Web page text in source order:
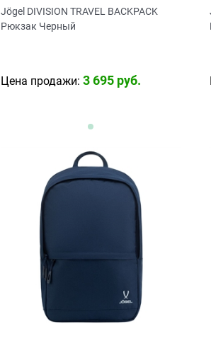
Jögel DIVISION TRAVEL BACKPACK
Рюкзак Черный
Цена продажи: 3 695 руб.